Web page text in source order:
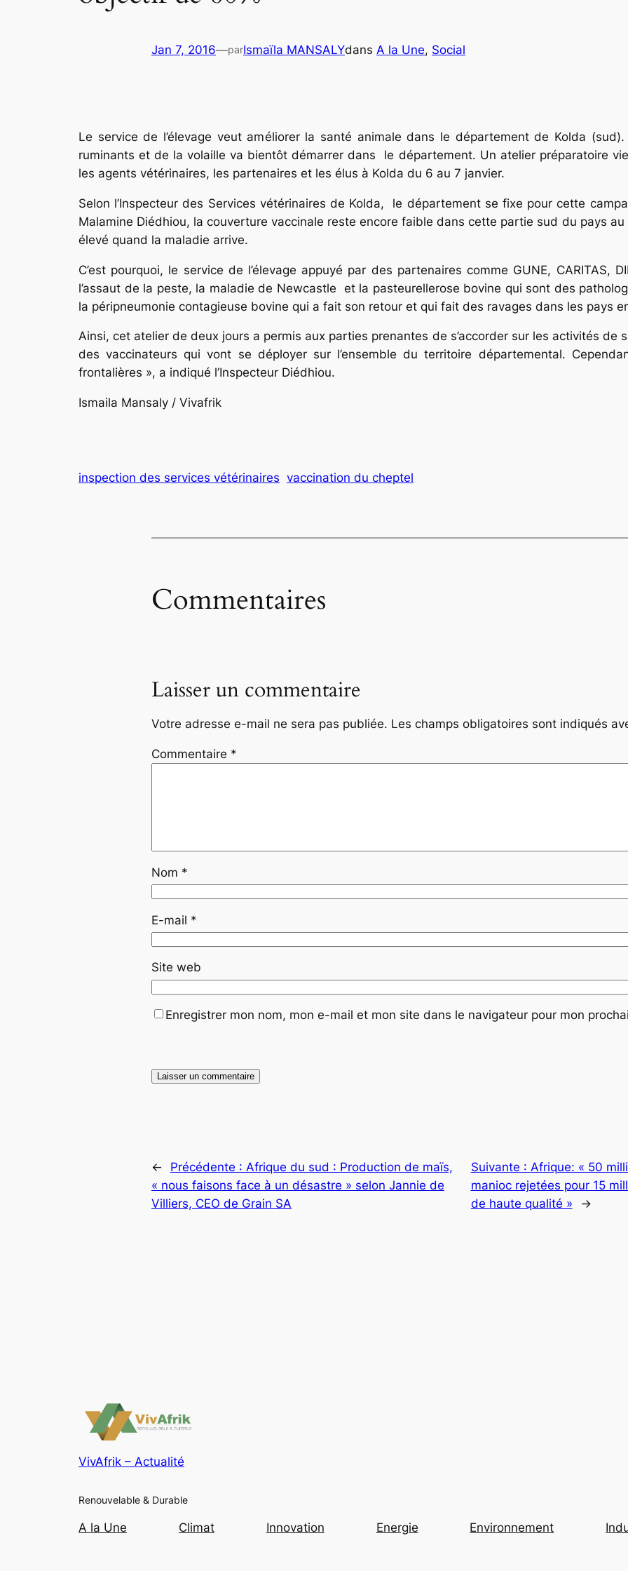
Jan 7, 2016—parIsmaïla MANSALYdans A la Une, Social
Le service de l’élevage veut améliorer la santé animale dans le département de Kolda
ruminants et de la volaille va bientôt démarrer dans le département. Un atelier préparatoire
les agents vétérinaires, les partenaires et les élus à Kolda du 6 au 7 janvier.
Selon l’Inspecteur des Services vétérinaires de Kolda, le département se fixe pour cette
Malamine Diédhiou, la couverture vaccinale reste encore faible dans cette partie sud du pays
élevé quand la maladie arrive.
C’est pourquoi, le service de l’élevage appuyé par des partenaires comme GUNE, CARITAS,
l’assaut de la peste, la maladie de Newcastle et la pasteurellerose bovine qui sont des
la péripneumonie contagieuse bovine qui a fait son retour et qui fait des ravages dans les pays
Ainsi, cet atelier de deux jours a permis aux parties prenantes de s’accorder sur les activités de
des vaccinateurs qui vont se déployer sur l’ensemble du territoire départemental.
frontalières », a indiqué l’Inspecteur Diédhiou.
Ismaila Mansaly / Vivafrik
inspection des services vétérinaires vaccination du cheptel
Commentaires
Laisser un commentaire
Votre adresse e-mail ne sera pas publiée. Les champs obligatoires sont indiqués
Commentaire *
Nom *
E-mail *
Site web
Enregistrer mon nom, mon e-mail et mon site dans le navigateur pour mon
← Précédente : Afrique du sud : Production de maïs,
« nous faisons face à un désastre » selon Jannie de
Villiers, CEO de Grain SA
Suivante : Afrique: « 50
manioc rejetées pour 15
de haute qualité »
→
VivAfrik – Actualité
Renouvelable & Durable
A la Une Climat Innovation Energie Environnement